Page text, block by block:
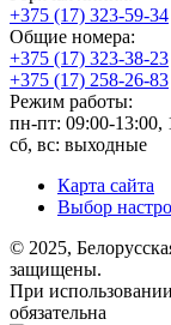
+375 (17) 323-59-34
Общие номера:
+375 (17) 323-38-23
+375 (17) 258-26-83
Режим работы:
пн-пт: 09:00-13:00,
сб, вс: выходные
Карта сайта
Выбор
© 2025,
защищены.
При
обязательна